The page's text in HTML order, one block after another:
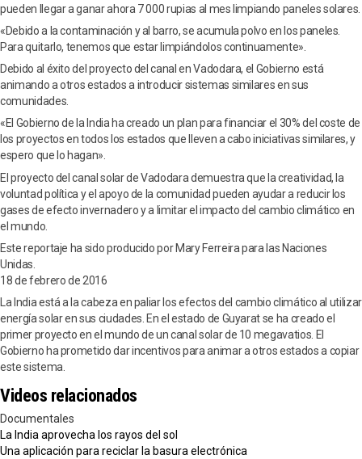
pueden llegar a ganar ahora 7 000 rupias al mes limpiando paneles solares.
«Debido a la contaminación y al barro, se acumula polvo en los paneles.
Para quitarlo, tenemos que estar limpiándolos continuamente».
Debido al éxito del proyecto del canal en Vadodara, el Gobierno está
animando a otros estados a introducir sistemas similares en sus
comunidades.
«El Gobierno de la India ha creado un plan para financiar el 30% del coste de
los proyectos en todos los estados que lleven a cabo iniciativas similares, y
espero que lo hagan».
El proyecto del canal solar de Vadodara demuestra que la creatividad, la
voluntad política y el apoyo de la comunidad pueden ayudar a reducir los
gases de efecto invernadero y a limitar el impacto del cambio climático en
el mundo.
Este reportaje ha sido producido por Mary Ferreira para las Naciones
Unidas.
18 de febrero de 2016
La India está a la cabeza en paliar los efectos del cambio climático al utilizar
energía solar en sus ciudades. En el estado de Guyarat se ha creado el
primer proyecto en el mundo de un canal solar de 10 megavatios. El
Gobierno ha prometido dar incentivos para animar a otros estados a copiar
este sistema.
Videos relacionados
Documentales
La India aprovecha los rayos del sol
Una aplicación para reciclar la basura electrónica